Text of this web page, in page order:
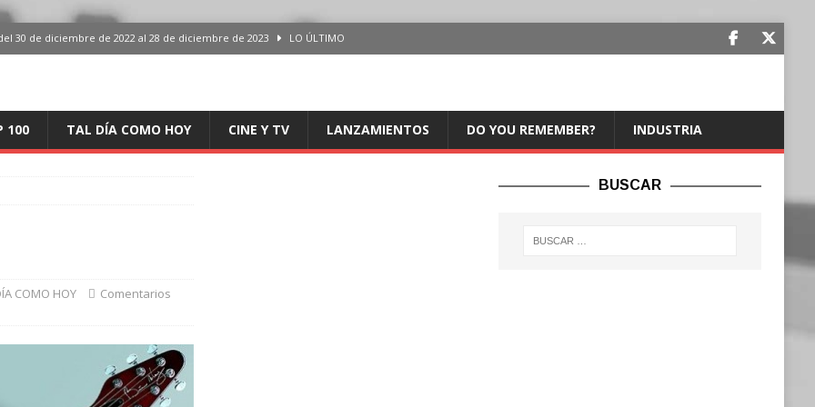
30 de diciembre de 2022 al 28 de diciembre de 2023 LO ÚLTIMO
100 TAL DÍA COMO HOY CINE Y TV LANZAMIENTOS DO YOU REMEMBER? INDUSTRIA
COMO HOY
Comentarios
BUSCAR